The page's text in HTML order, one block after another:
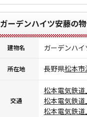
ガーデンハイツ安藤の
建物名 ガーデンハ
所在地 長野県松本市
交通
松本電気鉄
松本電気鉄
松本電気鉄